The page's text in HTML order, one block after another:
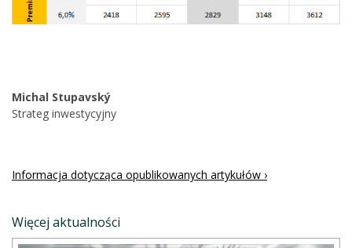
Michal Stupavský
Strateg inwestycyjny
Informacja dotycząca opublikowanych artykułów ›
Więcej aktualności